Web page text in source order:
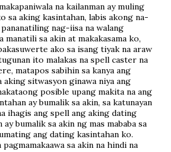
na kailanman ay muling
sa aking kasintahan, labis akong na-
nag-iisa na walang
manatili sa akin at makakasama ko,
ako sa isang tiyak na araw
ito malakas na spell caster na
matapos sabihin sa kanya ang
aking sitwasyon ginawa niya ang
posible upang makita na ang
ay bumalik sa akin, sa katunayan
ihagis ang spell ang aking dating
ay bumalik sa akin ng mas mababa sa
ang dating kasintahan ko.
pagmamakaawa sa akin na hindi na